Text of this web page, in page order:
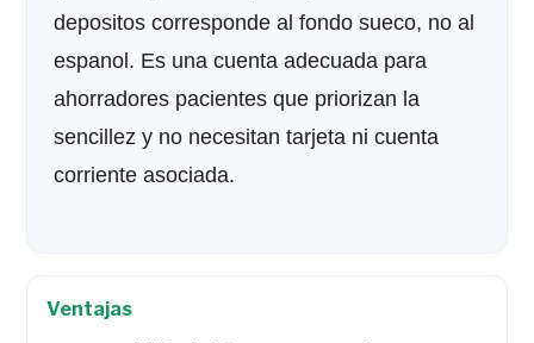
depositos corresponde al fondo sueco, no al
espanol. Es una cuenta adecuada para
ahorradores pacientes que priorizan la
sencillez y no necesitan tarjeta ni cuenta
corriente asociada.
Ventajas